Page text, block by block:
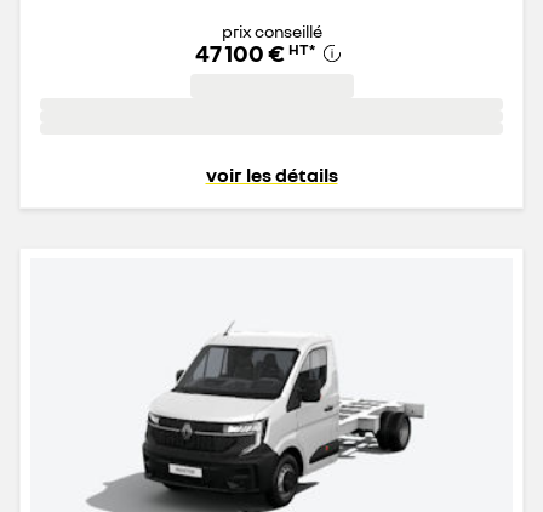
prix conseillé
47 100 € HT*
voir les détails